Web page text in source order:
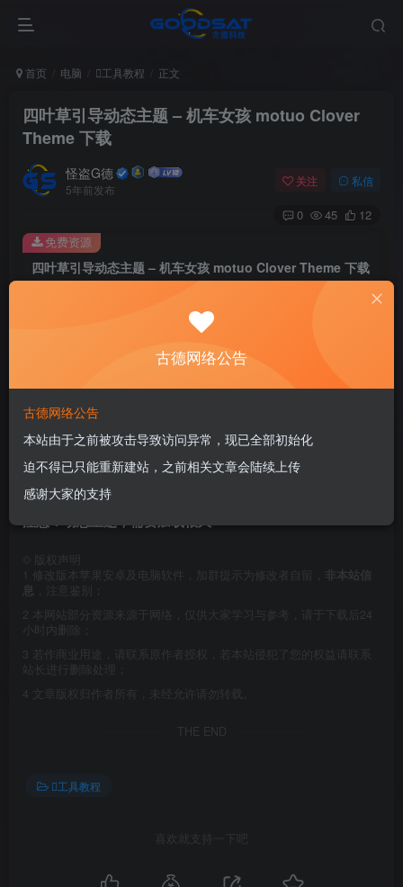
首页 电脑 工具教程 正文
四叶草引导动态主题 – 机车女孩 motuo Clover
Theme 下载
怪盗G德
5年前发布
关注 私信
0 45 12
四叶草引导动态主题 – 机车女孩 motuo Clover Theme 下载
登录查看
免费资源
几个骑机车的女孩。
注意：动态主题，需要加载很久
版权声明
1
修改版本苹果安卓及电脑软件，加群提示为修改者自留，
非本站信
息 ，注意鉴别；
2 本网站部分资源来源于网络，仅供大家学习与参考，请于下载后24
小时内删除；
3 若作商业用途，请联系原作者授权，若本站侵犯了您的权益请联系
站长进行删除处理；
4 文章版权归作者所有，未经允许请勿转载。
THE END
工具教程
喜欢就支持一下吧
古德网络公告
古德网络公告
本站由于之前被攻击导致访问异常，现已全部初始化
迫不得已只能重新建站，之前相关文章会陆续上传
感谢大家的支持